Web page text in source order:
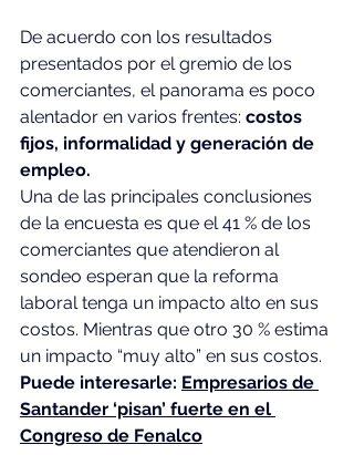
De acuerdo con los resultados
presentados por el gremio de los
comerciantes, el panorama es poco
alentador en varios frentes: costos
fijos, informalidad y generación de
empleo.
Una de las principales conclusiones
de la encuesta es que el 41 % de los
comerciantes que atendieron al
sondeo esperan que la reforma
laboral tenga un impacto alto en sus
costos. Mientras que otro 30 % estima
un impacto “muy alto” en sus costos.
Puede interesarle: Empresarios de
Santander ‘pisan’ fuerte en el
Congreso de Fenalco